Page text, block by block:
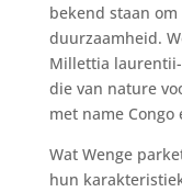
bekend staan
duurzaamheid.
Millettia
die van nature
met name Congo
Wat Wenge
hun